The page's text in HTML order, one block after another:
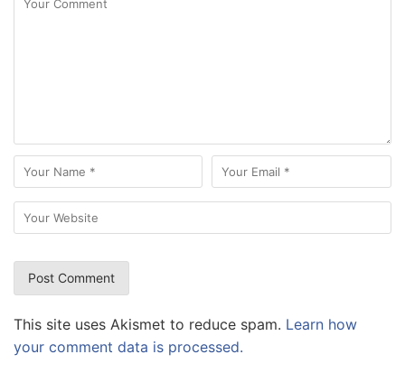
This site uses Akismet to reduce spam. Learn how
your comment data is processed.